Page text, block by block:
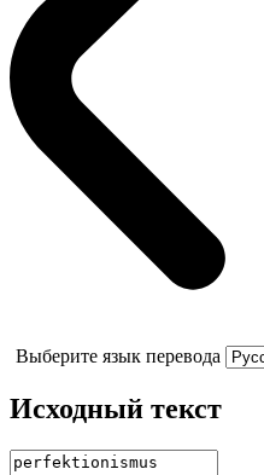
Выберите язык перевода
Исходный текст